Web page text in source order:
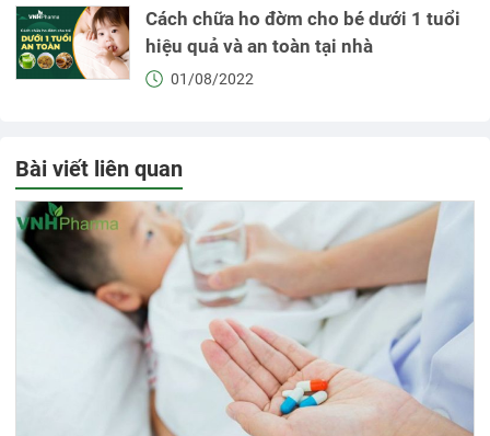
Cách chữa ho đờm cho bé dưới 1 tuổi
hiệu quả và an toàn tại nhà
01/08/2022
Bài viết liên quan